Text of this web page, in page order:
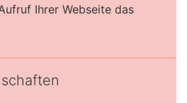
Ihrer Webseite das